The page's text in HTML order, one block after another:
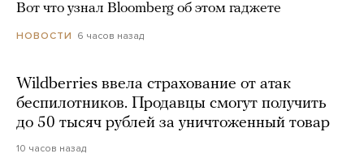
Вот что узнал Bloomberg об этом гаджете
НОВОСТИ 6 часов назад
Wildberries ввела страхование от атак
беспилотников. Продавцы смогут получить
до 50 тысяч рублей за уничтоженный товар
10 часов назад